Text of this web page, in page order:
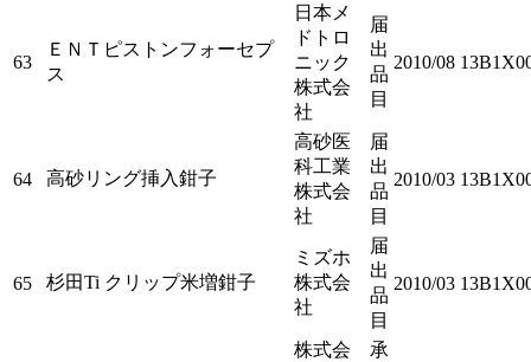
63
ＥＮＴピストンフォーセプ
ス
日本メ
ドトロ
ニック
株式会
社
届
出
品
目
2010/08
64 高砂リング挿入鉗子
高砂医
科工業
株式会
社
届
出
品
目
2010/03
65 杉田Ti クリップ米増鉗子
ミズホ
株式会
社
届
出
品
目
2010/03
株式会
承